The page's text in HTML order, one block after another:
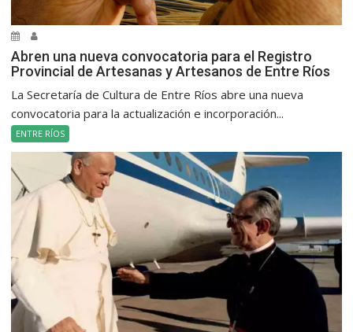
Abren una nueva convocatoria para el Registro
Provincial de Artesanas y Artesanos de Entre Ríos
La Secretaría de Cultura de Entre Ríos abre una nueva
convocatoria para la actualización e incorporación...
ENTRE RÍOS